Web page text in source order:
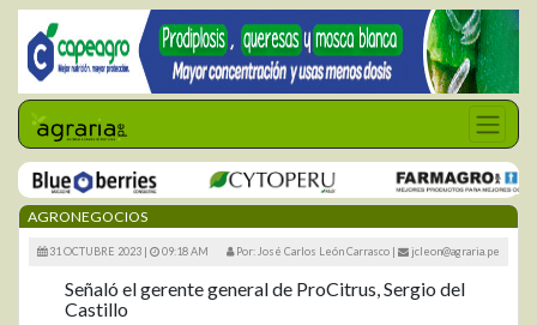
AGRONEGOCIOS
31 OCTUBRE 2023 | 09:18 AM Por: José Carlos León Carrasco | jcleon@agraria.pe
Señaló el gerente general de ProCitrus, Sergio del
Castillo